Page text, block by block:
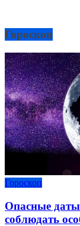
Гороскоп
Гороскоп
Опасные даты
соблюдать